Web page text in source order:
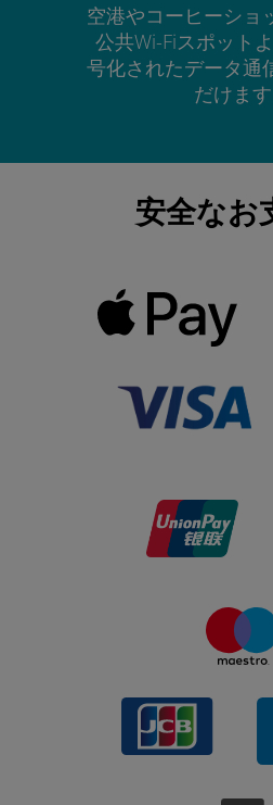
空港やコーヒーショ
公共Wi-Fiスポット
号化されたデータ通
だけます
安全なお